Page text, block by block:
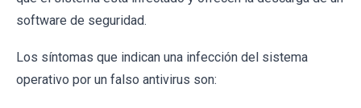
software de seguridad.
Los síntomas que indican una infección del sistema
operativo por un falso antivirus son: